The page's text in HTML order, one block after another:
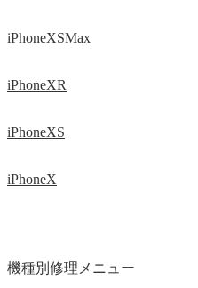
iPhoneXSMax
iPhoneXR
iPhoneXS
iPhoneX
機種別修理メニュー